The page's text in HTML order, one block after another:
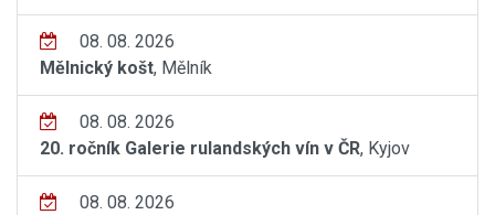
08. 08. 2026
Mělnický košt, Mělník
08. 08. 2026
20. ročník Galerie rulandských vín v ČR, Kyjov
08. 08. 2026